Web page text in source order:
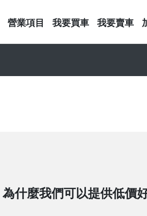
營業項目 我要買車 我要賣車
什麼我們可以提供低價